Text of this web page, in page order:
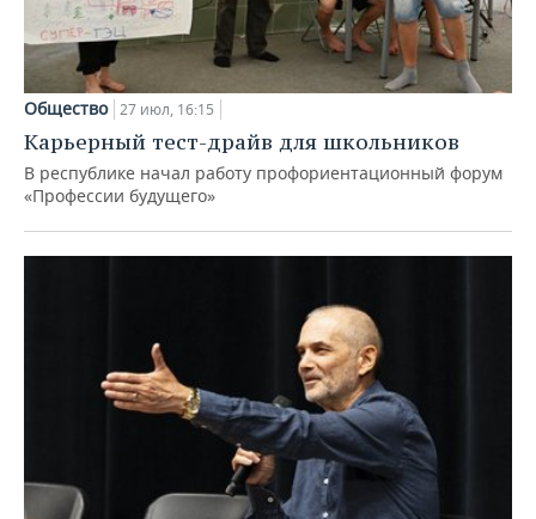
Общество 27 июл, 16:15
Карьерный тест-драйв для школьников
В республике начал работу профориентационный форум
«Профессии будущего»